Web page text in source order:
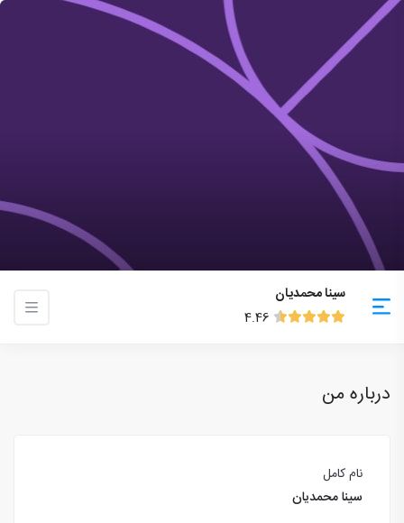
سینا محمدیان
4.46
درباره من
نام کامل
سینا محمدیان